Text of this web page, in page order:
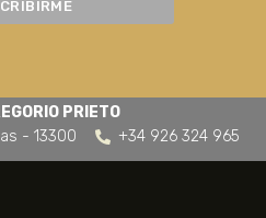
PRIETO
- 13300
+34 926 324 965